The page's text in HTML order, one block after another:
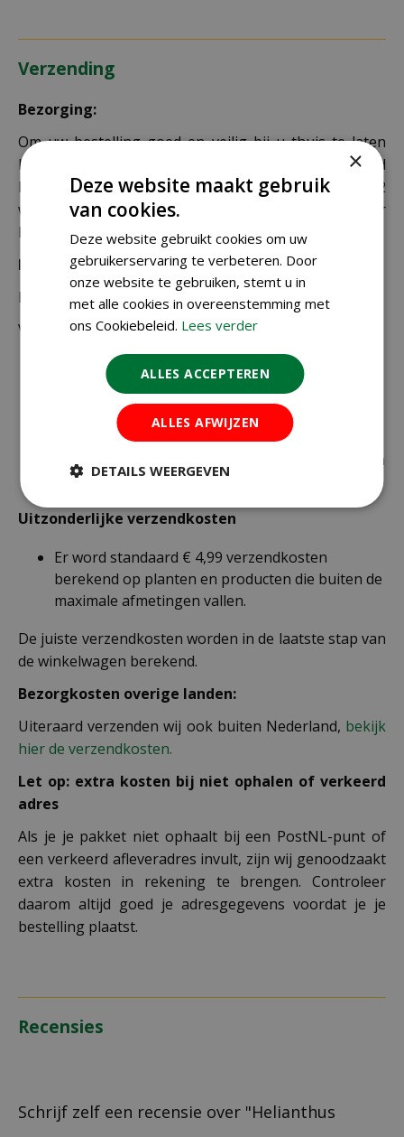
Verzending
Bezorging:
Om uw bestelling goed en veilig bij u thuis te laten
bezorgen maken wij gebruik van PostNL. De levertijd
bedraagt doorgaans tussen de 1 en 2
werkdagen. Deze bezorgtijd geldt zowel voor
Nederland als België.
Bezorgkosten Nederland:
Bestellingen van € 49,95 of meer verzenden wij gratis.
Voor een bestelling onder € 49,95 zijn er 2 tarieven:
€ 4,99 voor bestellingen onder € 49,95 van
alleen kleine zakjes / doosjes zaden die via
brievenbuspost worden verzonden.
€ 6,99 voor bestellingen onder € 49,95 voor de
rest van de producten die via pakketpost worden
verzonden.
Uitzonderlijke verzendkosten
Er word standaard € 4,99 verzendkosten
berekend op planten en producten die buiten de
maximale afmetingen vallen.
De juiste verzendkosten worden in de laatste stap van
de winkelwagen berekend.
Bezorgkosten overige landen:
Uiteraard verzenden wij ook buiten Nederland, bekijk
hier de verzendkosten.
Let op: extra kosten bij niet ophalen of verkeerd
adres
Als je je pakket niet ophaalt bij een PostNL-punt of
een verkeerd afleveradres invult, zijn wij genoodzaakt
extra kosten in rekening te brengen. Controleer
daarom altijd goed je adresgegevens voordat je je
bestelling plaatst.
Recensies
Schrijf zelf een recensie over "Helianthus
×
Deze website maakt gebruik
van cookies.
Deze website gebruikt cookies om uw
gebruikerservaring te verbeteren. Door
onze website te gebruiken, stemt u in
met alle cookies in overeenstemming met
ons Cookiebeleid. Lees verder
ALLES ACCEPTEREN
ALLES AFWIJZEN
DETAILS WEERGEVEN